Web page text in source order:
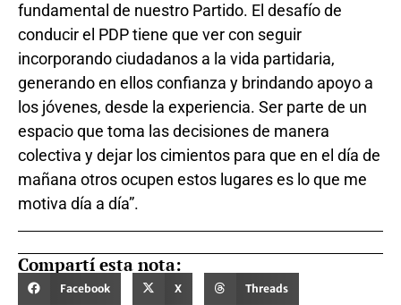
fundamental de nuestro Partido. El desafío de
conducir el PDP tiene que ver con seguir
incorporando ciudadanos a la vida partidaria,
generando en ellos confianza y brindando apoyo a
los jóvenes, desde la experiencia. Ser parte de un
espacio que toma las decisiones de manera
colectiva y dejar los cimientos para que en el día de
mañana otros ocupen estos lugares es lo que me
motiva día a día”.
Compartí esta nota:
Facebook X Threads